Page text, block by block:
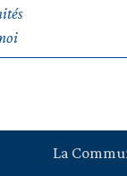
La